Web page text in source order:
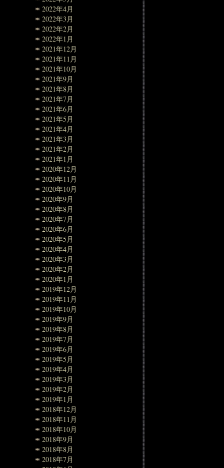
2022年4月
2022年3月
2022年2月
2022年1月
2021年12月
2021年11月
2021年10月
2021年9月
2021年8月
2021年7月
2021年6月
2021年5月
2021年4月
2021年3月
2021年2月
2021年1月
2020年12月
2020年11月
2020年10月
2020年9月
2020年8月
2020年7月
2020年6月
2020年5月
2020年4月
2020年3月
2020年2月
2020年1月
2019年12月
2019年11月
2019年10月
2019年9月
2019年8月
2019年7月
2019年6月
2019年5月
2019年4月
2019年3月
2019年2月
2019年1月
2018年12月
2018年11月
2018年10月
2018年9月
2018年8月
2018年7月